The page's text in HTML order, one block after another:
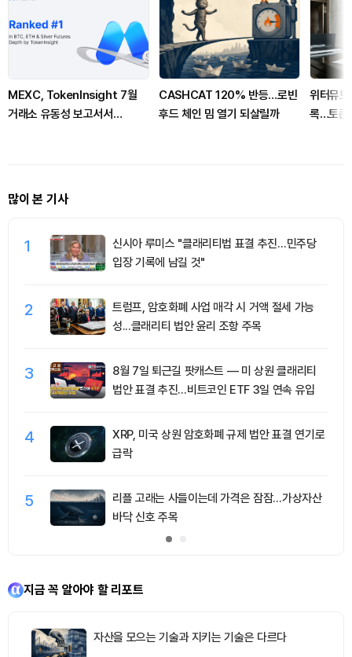
MEXC, TokenInsight 7월
거래소 유동성 보고서서
CASHCAT 120% 반등…로빈
후드 체인 밈 열기 되살릴까
위터뮤
록…토큰
많이 본 기사
1
신시아 루미스 "클래리티법 표결 추진…민주당
입장 기록에 남길 것"
2
트럼프, 암호화폐 사업 매각 시 거액 절세 가능
성...클래리티 법안 윤리 조항 주목
3
8월 7일 퇴근길 팟캐스트 — 미 상원 클래리티
법안 표결 추진…비트코인 ETF 3일 연속 유입
4
XRP, 미국 상원 암호화폐 규제 법안 표결 연기로
급락
5
리플 고래는 사들이는데 가격은 잠잠…가상자산
바닥 신호 주목
지금 꼭 알아야 할 리포트
자산을 모으는 기술과 지키는 기술은 다르다